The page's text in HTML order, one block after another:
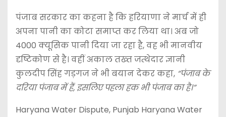
पंजाब सरकार का कहना है कि हरियाणा ने मार्च में ही
अपना पानी का कोटा समाप्त कर लिया था। अब जो
4000 क्यूसिक पानी दिया जा रहा है, वह भी मानवीय
दृष्टिकोण से है। वहीं अकाल तख्त जत्थेदार ज्ञानी
कुलदीप सिंह गड़गज ने भी बयान देकर कहा, “पंजाब के
दरिया पंजाब में हैं, इसलिए पहला हक भी पंजाब का है।”
Haryana Water Dispute, Punjab Haryana Water